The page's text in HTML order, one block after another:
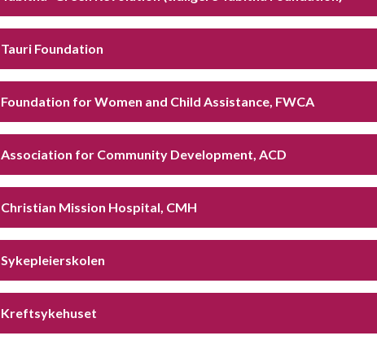
Tauri Foundation
Foundation for Women and Child Assistance, FWCA
Association for Community Development, ACD
Christian Mission Hospital, CMH
Sykepleierskolen
Kreftsykehuset